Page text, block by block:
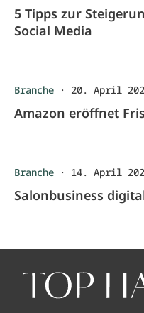
5 Tipps zur
Social Media
Branche · 20. April
Amazon eröffnet
Branche · 14. April
Salonbusiness